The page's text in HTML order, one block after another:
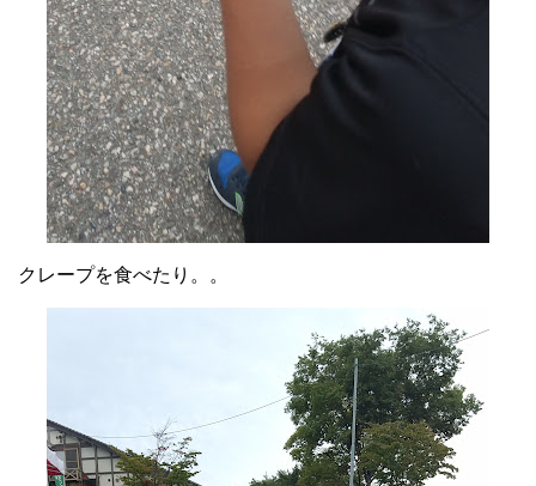
クレープを食べたり。。